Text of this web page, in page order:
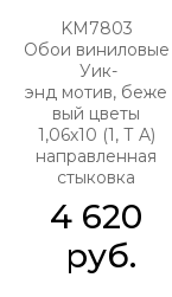
KM7803
Обои виниловые
Уик-
энд мотив, беже
вый цветы
1,06х10 (1, Т A)
направленная
стыковка
4 620
руб.